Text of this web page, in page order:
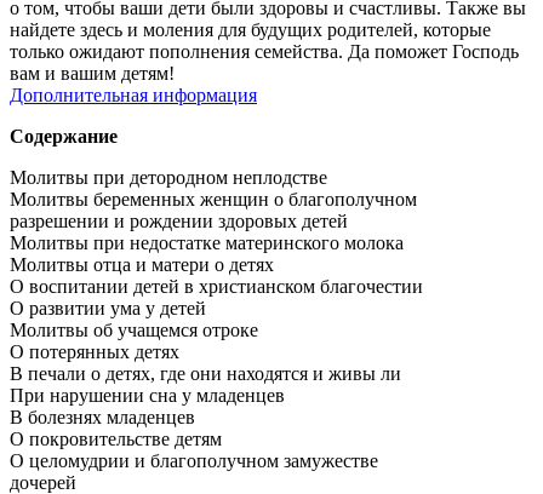
о том, чтобы ваши дети были здоровы и счастливы. Также вы
найдете здесь и моления для будущих родителей, которые
только ожидают пополнения семейства. Да поможет Господь
вам и вашим детям!
Дополнительная информация
Содержание
Молитвы при детородном неплодстве
Молитвы беременных женщин о благополучном
разрешении и рождении здоровых детей
Молитвы при недостатке материнского молока
Молитвы отца и матери о детях
О воспитании детей в христианском благочестии
О развитии ума у детей
Молитвы об учащемся отроке
О потерянных детях
В печали о детях, где они находятся и живы ли
При нарушении сна у младенцев
В болезнях младенцев
О покровительстве детям
О целомудрии и благополучном замужестве
дочерей